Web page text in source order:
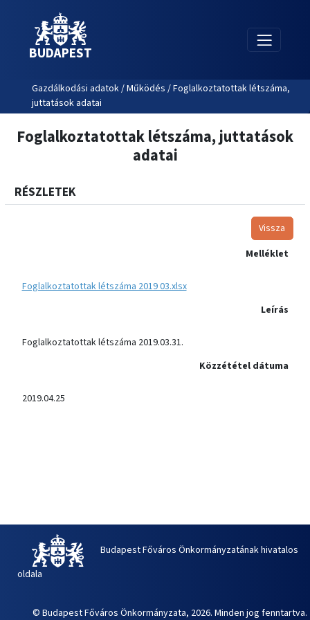
BUDAPEST
Gazdálkodási adatok / Működés / Foglalkoztatottak létszáma,
juttatások adatai
Foglalkoztatottak létszáma, juttatások
adatai
RÉSZLETEK
Vissza
Melléklet
Foglalkoztatottak létszáma 2019 03.xlsx
Leírás
Foglalkoztatottak létszáma 2019.03.31.
Közzététel dátuma
2019.04.25
Budapest Főváros Önkormányzatának hivatalos
oldala
© Budapest Főváros Önkormányzata, 2026. Minden jog fenntartva.